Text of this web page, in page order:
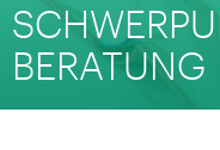
BERATUNG